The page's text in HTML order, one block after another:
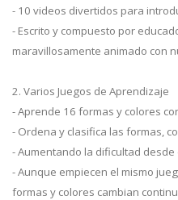
- 10 videos divertidos para
- Escrito y compuesto por
maravillosamente animado con
2. Varios Juegos de Aprendizaje
- Aprende 16 formas y colores
- Ordena y clasifica las formas,
- Aumentando la dificultad desde
- Aunque empiecen el mismo
formas y colores cambian